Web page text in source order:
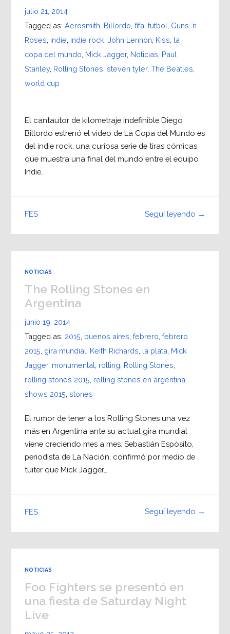
julio 21, 2014
Tagged as: Aerosmith Billordo fifa futbol Guns `n
Roses indie indie rock John Lennon Kiss la
copa del mundo Mick Jagger, Noticias Paul
Stanley, Rolling Stones steven tyler, The Beatles
world cup
El cantautor de kilometraje indefinible Diego
Billordo estrenó el video de La Copa del Mundo es
del indie rock, una curiosa serie de tiras cómicas
que muestra una final del mundo entre el equipo
Indie…
Seguí leyendo →
FES
NOTICIAS
The Rolling Stones en
Argentina
junio 19, 2014
Tagged as: 2015 buenos aires febrero febrero
2015 gira mundial Keith Richards la plata Mick
Jagger, monumental rolling Rolling Stones
rolling stones 2015 rolling stones en argentina
shows 2015 stones
El rumor de tener a los Rolling Stones una vez
más en Argentina ante su actual gira mundial
viene creciendo mes a mes. Sebastián Espósito,
periodista de La Nación, confirmó por medio de
tuiter que Mick Jagger…
Seguí leyendo →
FES
NOTICIAS
Foo Fighters se presentó en
una fiesta de Saturday Night
Live